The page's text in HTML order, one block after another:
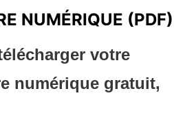
NUMÉRIQUE (PDF)
votre
numérique gratuit,